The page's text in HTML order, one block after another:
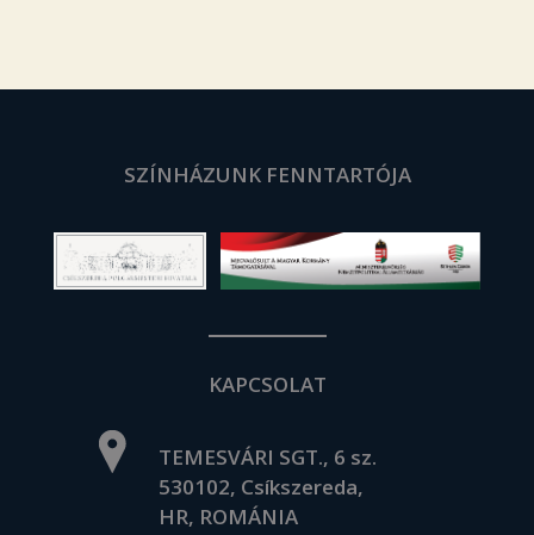
SZÍNHÁZUNK FENNTARTÓJA
KAPCSOLAT
TEMESVÁRI SGT., 6 sz.
530102, Csíkszereda,
HR, ROMÁNIA